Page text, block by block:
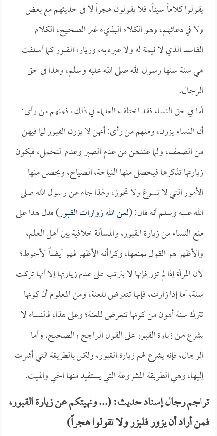
يقولوا كلاماً سيئاً، فلا يقولون هجراً لا في حديثهم مع بعض
ولا في دعائهم، وهو الكلام البذيء غير الصحيح، الكلام
الفاسد الذي لا قيمة له ولا عبرة به، وزيارة القبور كما أسلفت
هي سنة سنها رسول الله صلى الله عليه وسلم، وهذا في حق
الرجال.
أما في حق النساء فقد اختلف العلماء في ذلك، فمنهم من رأى:
أن النساء يزرن، ومنهم من رأى: أنهن لا يزرن القبور لما فيهن
من الضعف، ولما عندهن من عدم الصبر وعدم التحمل، فيكون
زيارتها تذكرها فيحصل منها النياحة، الصياح، ويحصل منها
الأمور التي لا تسوغ ولا تجوز، ولهذا جاء عن رسول الله صلى
الله عليه وسلم أنه قال: (لعن الله زوارات القبور) فدل هذا على
منع النساء من زيارة القبور، والمسألة خلافية بين أهل العلم،
والأظهر هو القول بمنعها، وكما أنه الأظهر فهو أيضاً الأحوط؛
لأن المرأة إذا لم تزر فإنها لا يترتب على عدم زيارتها إلا أنها تركت
سنة، أما إذا زارت، فإنها تتعرض للعنة، ومن المعلوم أن كونها
تترك سنة أهون من كونها تتعرض للعنة؛ وعلى هذا، فالنساء لا
يشرع لهن زيارة القبور على القول الراجح والصحيح، وأما
الرجال، فإنه يشرع لهم زيارة القبور، ولكن بالطريقة التي أشرت
إليها، وهي الطريقة المشروعة التي يستفيد منها الحي والميت.
تراجم رجال إسناد حديث: (... ونهيتكم عن زيارة القبور،
فمن أراد أن يزور فليزر ولا تقولوا هجراً)